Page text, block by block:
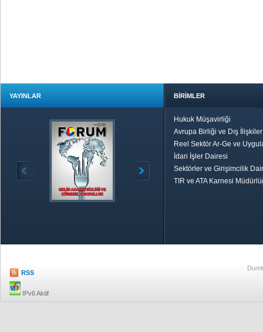
YAYINLAR BİRİMLER
Hukuk Müşavirliği
Avrupa Birliği ve Dış
Reel Sektör Ar-Ge ve
İdari İşler Dairesi
Sektörler ve Girişimcilik
TIR ve ATA Karnesi
RSS
IPv6 Aktif